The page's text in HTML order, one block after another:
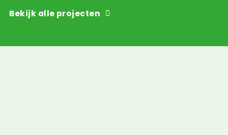
Bekijk alle projecten